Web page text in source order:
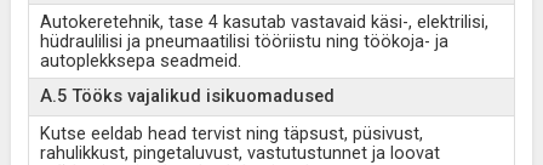
Autokeretehnik, tase 4 kasutab vastavaid käsi-, elektrilisi,
hüdraulilisi ja pneumaatilisi tööriistu ning töökoja- ja
autoplekksepa seadmeid.
A.5 Tööks vajalikud isikuomadused
Kutse eeldab head tervist ning täpsust, püsivust,
rahulikkust, pingetaluvust, vastutustunnet ja loovat